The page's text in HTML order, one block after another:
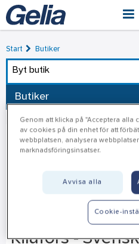
Start Butiker
Byt butik
Butiker
Kilafors -
Genom att klicka på "Acceptera alla
av cookies på din enhet för att
webbplatsen, analysera
marknadsföringsinsatser.
Avvisa alla
Cookie-